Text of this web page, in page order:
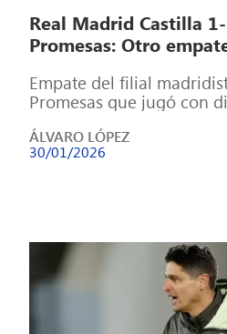
Real Madrid Castilla
Promesas: Otro
Empate del filial
Promesas que jugó con
ÁLVARO LÓPEZ
30/01/2026